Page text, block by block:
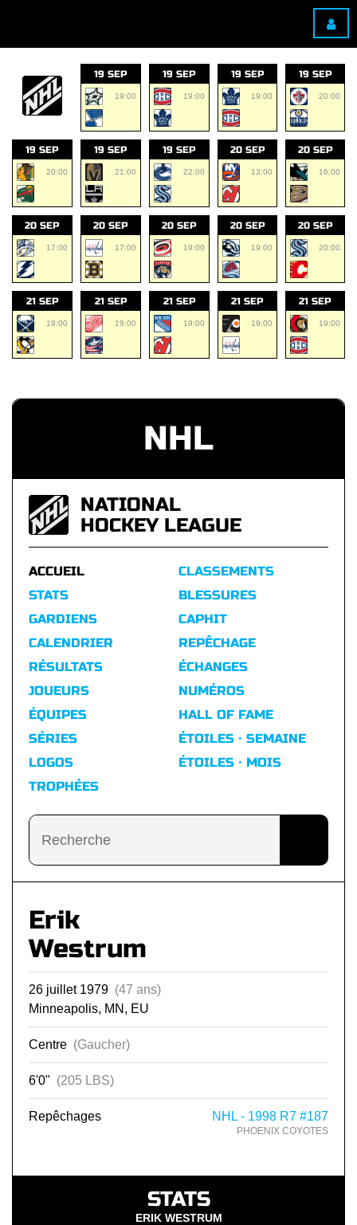
19 SEP
19:00
19 SEP
19:00
19 SEP
19:00
19 SEP
20:00
19 SEP
20:00
19 SEP
21:00
19 SEP
22:00
20 SEP
13:00
20 SEP
16:00
20 SEP
17:00
20 SEP
17:00
20 SEP
19:00
20 SEP
19:00
20 SEP
20:00
21 SEP
19:00
21 SEP
19:00
21 SEP
19:00
21 SEP
19:00
21 SEP
19:00
NHL
NATIONAL
HOCKEY LEAGUE
ACCUEIL
STATS
GARDIENS
CALENDRIER
RÉSULTATS
CLASSEMENTS
BLESSURES
CAPHIT
REPÊCHAGE
ÉCHANGES
JOUEURS
ÉQUIPES
SÉRIES
LOGOS
TROPHÉES
NUMÉROS
HALL OF FAME
ÉTOILES · SEMAINE
ÉTOILES · MOIS
Erik
Westrum
26 juillet 1979 (47 ans)
Minneapolis, MN, EU
Centre (Gaucher)
6'0" (205 LBS)
Repêchages NHL - 1998 R7 #187
PHOENIX COYOTES
STATS
ERIK WESTRUM